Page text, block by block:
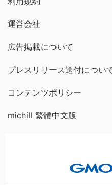
運営会社
広告掲載について
プレスリリース送付につい
コンテンツポリシー
michill 繁體中文版